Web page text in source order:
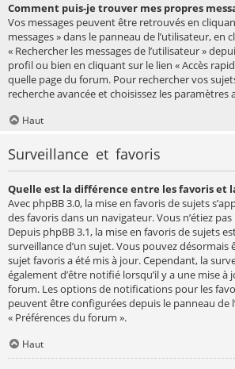
Comment puis-je trouver mes propres
Vos messages peuvent être retrouvés en
messages » dans le panneau de l’utilisateur, en
« Rechercher les messages de l’utilisateur »
profil ou bien en cliquant sur le lien « Accès
quelle page du forum. Pour rechercher vos
recherche avancée et choisissez les paramètres
Haut
Surveillance et favoris
Quelle est la différence entre les favoris et
Avec phpBB 3.0, la mise en favoris de sujets
des favoris dans un navigateur. Vous n’étiez
Depuis phpBB 3.1, la mise en favoris de sujets
surveillance d’un sujet. Vous pouvez désormais
sujet favoris a été mis à jour. Cependant, la
également d’être notifié lorsqu’il y a une mise
forum. Les options de notifications pour les
peuvent être configurées depuis le panneau de
« Préférences du forum ».
Haut